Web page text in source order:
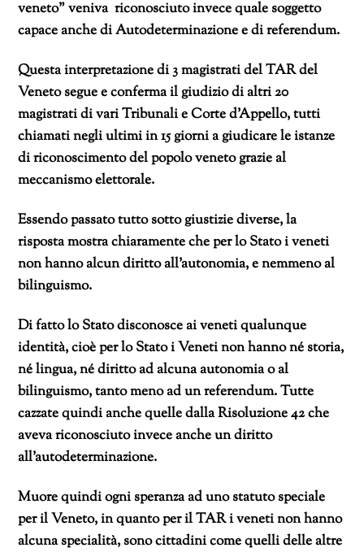
veneto” veniva riconosciuto invece quale soggetto
capace anche di Autodeterminazione e di referendum.
Questa interpretazione di 3 magistrati del TAR del
Veneto segue e conferma il giudizio di altri 20
magistrati di vari Tribunali e Corte d’Appello, tutti
chiamati negli ultimi in 15 giorni a giudicare le istanze
di riconoscimento del popolo veneto grazie al
meccanismo elettorale.
Essendo passato tutto sotto giustizie diverse, la
risposta mostra chiaramente che per lo Stato i veneti
non hanno alcun diritto all’autonomia, e nemmeno al
bilinguismo.
Di fatto lo Stato disconosce ai veneti qualunque
identità, cioè per lo Stato i Veneti non hanno né storia,
né lingua, né diritto ad alcuna autonomia o al
bilinguismo, tanto meno ad un referendum. Tutte
cazzate quindi anche quelle dalla Risoluzione 42 che
aveva riconosciuto invece anche un diritto
all’autodeterminazione.
Muore quindi ogni speranza ad uno statuto speciale
per il Veneto, in quanto per il TAR i veneti non hanno
alcuna specialità, sono cittadini come quelli delle altre